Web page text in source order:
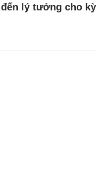
đến lý tưởng cho kỳ